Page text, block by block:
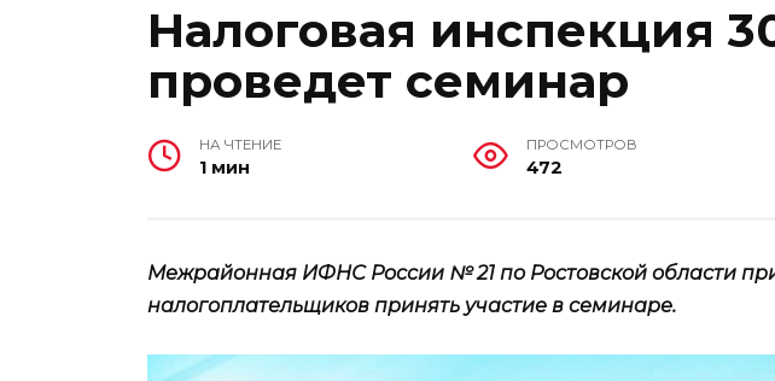
Налоговая инспекция
проведет семинар
НА ЧТЕНИЕ
1 мин
ПРОСМОТРОВ
472
Межрайонная ИФНС России № 21 по Ростовской области
налогоплательщиков принять участие в семинаре.